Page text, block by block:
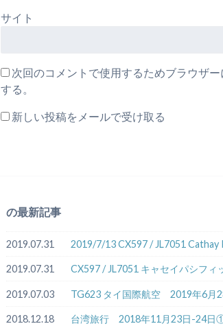
サイト
次回のコメントで使用するためブラウザ
する。
新しい投稿をメールで受け取る
の最新記事
2019.07.31 2019/7/13 CX597 / JL7051
2019.07.31 CX597 / JL7051 キャセイパシフ
2019.07.03 TG623 タイ国際航空 2019年6月
2018.12.18 台湾旅行 2018年11月23日-24日